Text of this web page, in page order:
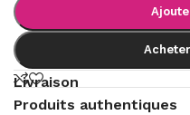
Livraison
Produits authentiques